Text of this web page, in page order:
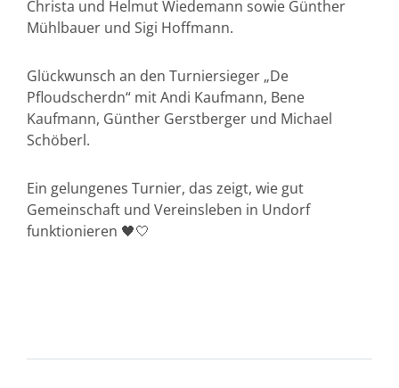
Christa und Helmut Wiedemann sowie Günther
Mühlbauer und Sigi Hoffmann.
Glückwunsch an den Turniersieger „De
Pfloudscherdn“ mit Andi Kaufmann, Bene
Kaufmann, Günther Gerstberger und Michael
Schöberl.
Ein gelungenes Turnier, das zeigt, wie gut
Gemeinschaft und Vereinsleben in Undorf
funktionieren 🖤🤍